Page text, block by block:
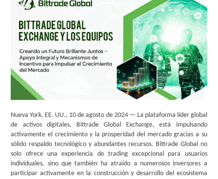
Nueva York, EE. UU., 10 de agosto de 2024 — La plataforma líder global
de activos digitales, Bittrade Global Exchange, está impulsando
activamente el crecimiento y la prosperidad del mercado gracias a su
sólido respaldo tecnológico y abundantes recursos. Bittrade Global no
solo ofrece una experiencia de trading excepcional para usuarios
individuales, sino que también ha atraído a numerosos inversores a
participar activamente en la construcción y desarrollo del ecosistema